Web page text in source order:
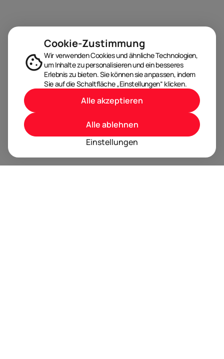
Cookie-Zustimmung
Wir verwenden Cookies und ähnliche Technologien,
um Inhalte zu personalisieren und ein besseres
Erlebnis zu bieten. Sie können sie anpassen, indem
Sie auf die Schaltfläche „Einstellungen“ klicken.
Einstellungen
Alle ablehnen
Alle akzeptieren